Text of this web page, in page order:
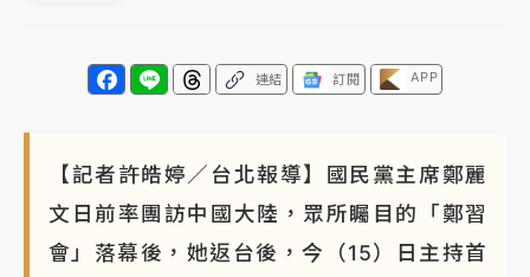
連結 訂閱 APP
【記者許皓婷／台北報導】國民黨主席鄭麗
文日前率團訪中國大陸，眾所矚目的「鄭習
會」落幕後，她返台後，今（15）日主持首